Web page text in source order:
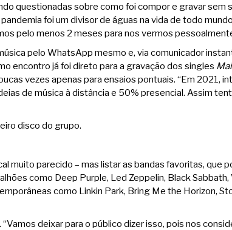
questionadas sobre como foi compor e gravar sem
foi um divisor de águas na vida de todo
pelo menos 2 meses para nos vermos
pelo WhatsApp mesmo e, via comunicador
encontro já foi direto para a gravação dos singles
vezes apenas para ensaios pontuais. “Em 2021,
de música à distância e 50% presencial. Assim
disco do grupo.
muito parecido – mas listar as bandas favoritas, que
como Deep Purple, Led Zeppelin, Black
como Linkin Park, Bring Me the Horizon,
deixar para o público dizer isso, pois nos